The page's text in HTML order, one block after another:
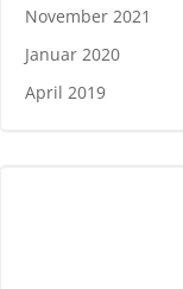
November 2021
Januar 2020
April 2019